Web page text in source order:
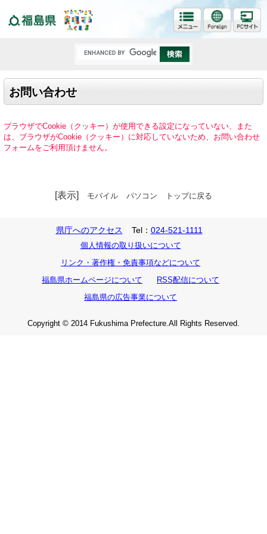
お問い合わせ
ブラウザでCookie（クッキー）が使用できる設定になっていない、また
は、ブラウザがCookie（クッキー）に対応していないため、お問い合わせ
フォームをご利用頂けません。
[表示] モバイル パソコン トップに戻る
県庁へのアクセス Tel： 024-521-1111
個人情報の取り扱いについて
リンク・著作権・免責事項などについて
福島県ホームページについて
RSS配信について
福島県の広告事業について
Copyright © 2014 Fukushima Prefecture.All Rights Reserved.